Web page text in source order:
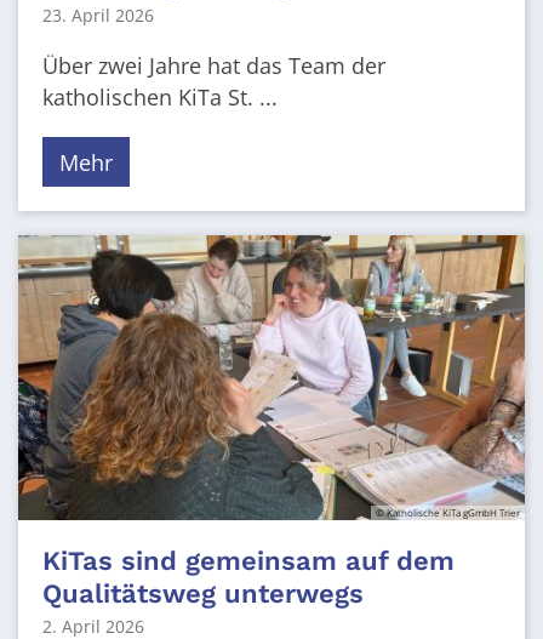
23. April 2026
Über zwei Jahre hat das Team der
katholischen KiTa St. ...
Mehr
© Katholische KiTa gGmbH Trier
KiTas sind gemeinsam auf dem
Qualitätsweg unterwegs
2. April 2026